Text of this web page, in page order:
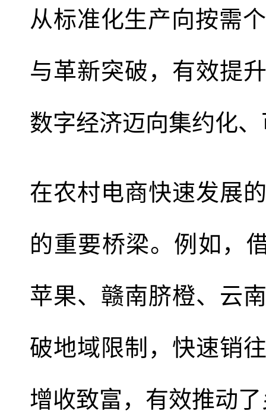
从标准化生产向按需
与革新突破，有效提
数字经济迈向集约化
在农村电商快速发展
的重要桥梁。例如，
苹果、赣南脐橙、云
破地域限制，快速销
增收致富，有效推动